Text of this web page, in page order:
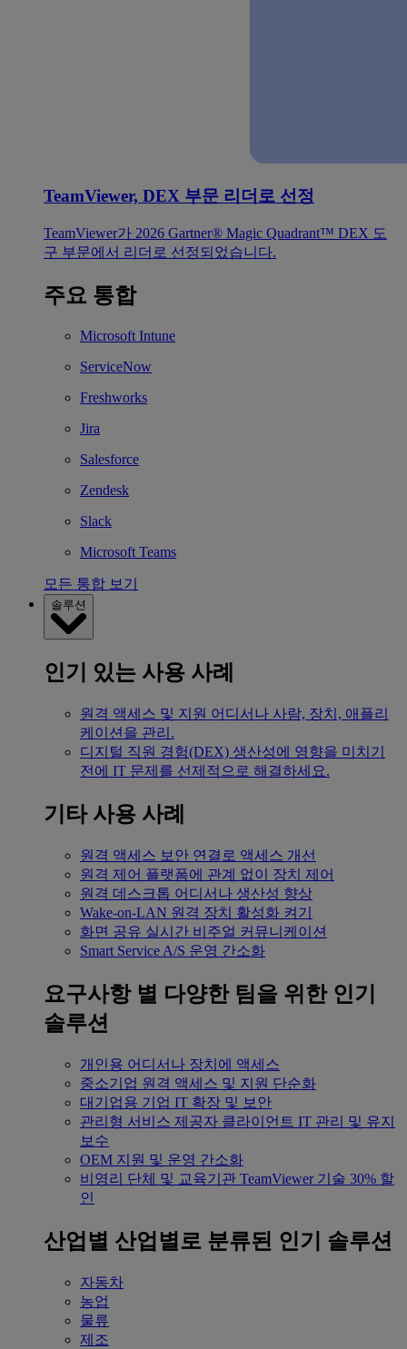
TeamViewer, DEX 부문 리더로 선정
TeamViewer가 2026 Gartner® Magic Quadrant™ DEX 도
구 부문에서 리더로 선정되었습니다.
주요 통합
Microsoft Intune
ServiceNow
Freshworks
Jira
Salesforce
Zendesk
Slack
Microsoft Teams
모든 통합 보기
솔루션
인기 있는 사용 사례
원격 액세스 및 지원 어디서나 사람, 장치, 애플리
케이션을 관리.
디지털 직원 경험(DEX) 생산성에 영향을 미치기
전에 IT 문제를 선제적으로 해결하세요.
기타 사용 사례
원격 액세스 보안 연결로 액세스 개선
원격 제어 플랫폼에 관계 없이 장치 제어
원격 데스크톱 어디서나 생산성 향상
Wake-on-LAN 원격 장치 활성화 켜기
화면 공유 실시간 비주얼 커뮤니케이션
Smart Service A/S 운영 간소화
요구사항 별 다양한 팀을 위한 인기
솔루션
개인용 어디서나 장치에 액세스
중소기업 원격 액세스 및 지원 단순화
대기업용 기업 IT 확장 및 보안
관리형 서비스 제공자 클라이언트 IT 관리 및 유지
보수
OEM 지원 및 운영 간소화
비영리 단체 및 교육기관 TeamViewer 기술 30% 할
인
산업별 산업별로 분류된 인기 솔루션
자동차
농업
물류
제조